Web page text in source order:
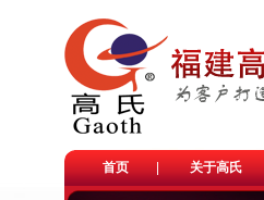
首页 | 关于高氏